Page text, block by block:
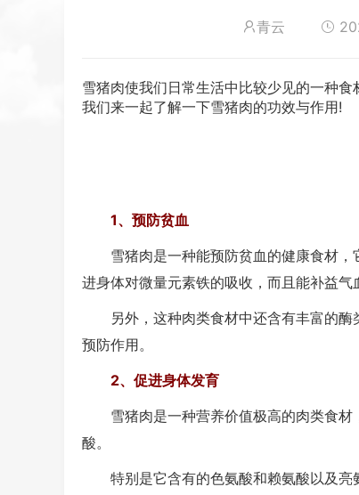
青云
雪猪肉使我们日常生活中比较少见的一种
我们来一起了解一下雪猪肉的功效与作用!
1、预防贫血
雪猪肉是一种能预防贫血的健康食材，
进身体对微量元素铁的吸收，而且能补益气
另外，这种肉类食材中还含有丰富的酶
预防作用。
2、促进身体发育
雪猪肉是一种营养价值极高的肉类食材
酸。
特别是它含有的色氨酸和赖氨酸以及亮